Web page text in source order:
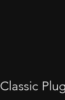
Classic